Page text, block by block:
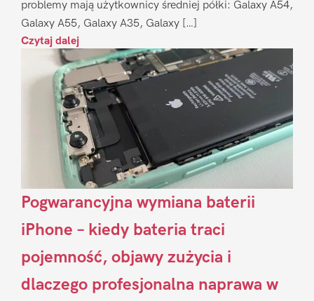
problemy mają użytkownicy średniej półki: Galaxy A54,
Galaxy A55, Galaxy A35, Galaxy […]
Czytaj dalej
Pogwarancyjna wymiana baterii
iPhone – kiedy bateria traci
pojemność, objawy zużycia i
dlaczego profesjonalna naprawa w